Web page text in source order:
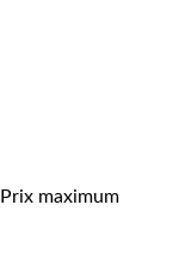
Prix maximum